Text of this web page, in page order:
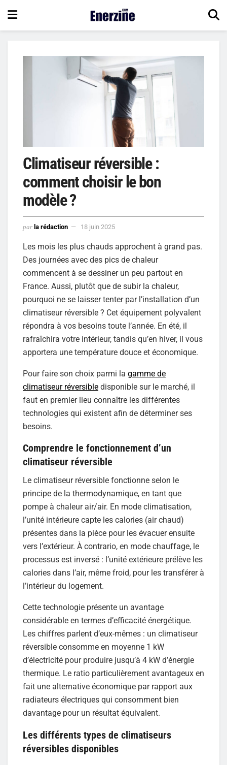
Climatiseur réversible :
comment choisir le bon
modèle ?
par la rédaction 18 juin 2025
Les mois les plus chauds approchent à grand pas.
Des journées avec des pics de chaleur
commencent à se dessiner un peu partout en
France. Aussi, plutôt que de subir la chaleur,
pourquoi ne se laisser tenter par l’installation d’un
climatiseur réversible ? Cet équipement polyvalent
répondra à vos besoins toute l’année. En été, il
rafraîchira votre intérieur, tandis qu’en hiver, il vous
apportera une température douce et économique.
Pour faire son choix parmi la gamme de
climatiseur réversible disponible sur le marché, il
faut en premier lieu connaître les différentes
technologies qui existent afin de déterminer ses
besoins.
Comprendre le fonctionnement d’un
climatiseur réversible
Le climatiseur réversible fonctionne selon le
principe de la thermodynamique, en tant que
pompe à chaleur air/air. En mode climatisation,
l’unité intérieure capte les calories (air chaud)
présentes dans la pièce pour les évacuer ensuite
vers l’extérieur. À contrario, en mode chauffage, le
processus est inversé : l’unité extérieure prélève les
calories dans l’air, même froid, pour les transférer à
l’intérieur du logement.
Cette technologie présente un avantage
considérable en termes d’efficacité énergétique.
Les chiffres parlent d’eux-mêmes : un climatiseur
réversible consomme en moyenne 1 kW
d’électricité pour produire jusqu’à 4 kW d’énergie
thermique. Le ratio particulièrement avantageux en
fait une alternative économique par rapport aux
radiateurs électriques qui consomment bien
davantage pour un résultat équivalent.
Les différents types de climatiseurs
réversibles disponibles